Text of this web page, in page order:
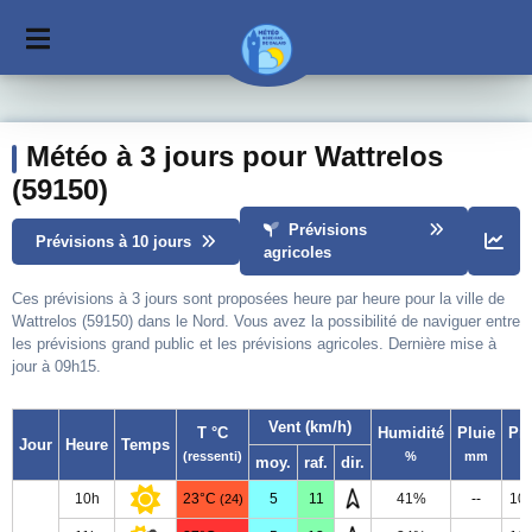
Météo à 3 jours pour Wattrelos
(59150)
Prévisions à 10 jours
Prévisions
agricoles
Ces prévisions à 3 jours sont proposées heure par heure pour la ville de
Wattrelos (59150) dans le Nord. Vous avez la possibilité de naviguer entre
les prévisions grand public et les prévisions agricoles. Dernière mise à
jour à 09h15.
Jour Heure Temps
T °C
(ressenti)
Vent (km/h) Humidité
%
Pluie
mm
moy. raf. dir.
10h 23°C (24) 5 11 41% --